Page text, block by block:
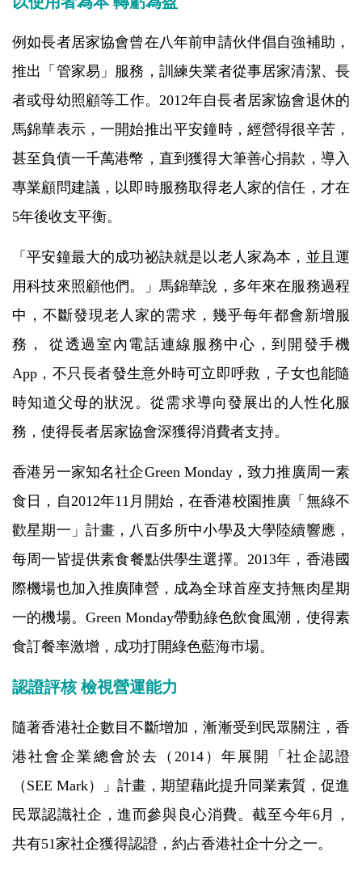
例如長者居家協會曾在八年前申請伙伴倡自強補助，
推出「管家易」服務，訓練失業者從事居家清潔、長
者或母幼照顧等工作。2012年自長者居家協會退休的
馬錦華表示，一開始推出平安鐘時，經營得很辛苦，
甚至負債一千萬港幣，直到獲得大筆善心捐款，導入
專業顧問建議，以即時服務取得老人家的信任，才在
5年後收支平衡。
「平安鐘最大的成功祕訣就是以老人家為本，並且運
用科技來照顧他們。」馬錦華說，多年來在服務過程
中，不斷發現老人家的需求，幾乎每年都會新增服
務， 從透過室內電話連線服務中心，到開發手機
App，不只長者發生意外時可立即呼救，子女也能隨
時知道父母的狀況。從需求導向發展出的人性化服
務，使得長者居家協會深獲得消費者支持。
香港另一家知名社企Green Monday，致力推廣周一素
食日，自2012年11月開始，在香港校園推廣「無綠不
歡星期一」計畫，八百多所中小學及大學陸續響應，
每周一皆提供素食餐點供學生選擇。2013年，香港國
際機場也加入推廣陣營，成為全球首座支持無肉星期
一的機場。Green Monday帶動綠色飲食風潮，使得素
食訂餐率激增，成功打開綠色藍海巿場。
認證評核 檢視營運能力
隨著香港社企數目不斷增加，漸漸受到民眾關注，香
港社會企業總會於去（2014）年展開「社企認證
（SEE Mark）」計畫，期望藉此提升同業素質，促進
民眾認識社企，進而參與良心消費。截至今年6月，
共有51家社企獲得認證，約占香港社企十分之一。